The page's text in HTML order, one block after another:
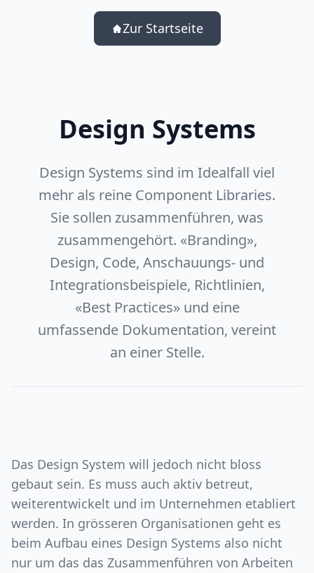
Zum Inhaltsbereich springen
Zur Startseite
Design Systems
Design Systems sind im Idealfall viel
mehr als reine Component Libraries.
Sie sollen zusammenführen, was
zusammengehört. «Branding»,
Design, Code, Anschauungs- und
Integrationsbeispiele, Richtlinien,
«Best Practices» und eine
umfassende Dokumentation, vereint
an einer Stelle.
Das Design System will jedoch nicht bloss
gebaut sein. Es muss auch aktiv betreut,
weiterentwickelt und im Unternehmen etabliert
werden. In grösseren Organisationen geht es
beim Aufbau eines Design Systems also nicht
nur um das das Zusammenführen von Arbeiten